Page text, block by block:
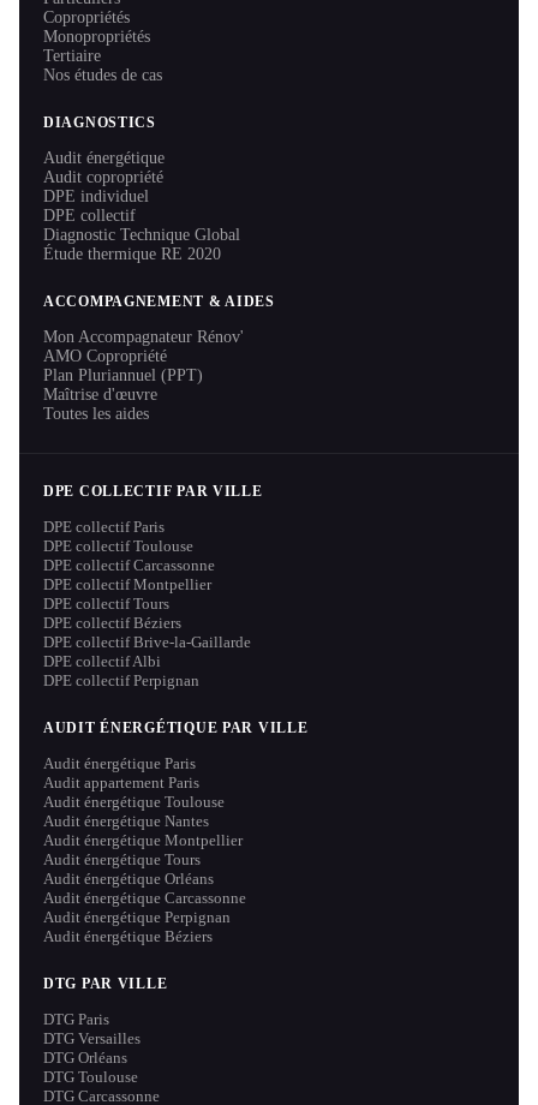
Copropriétés
Monopropriétés
Tertiaire
Nos études de cas
DIAGNOSTICS
Audit énergétique
Audit copropriété
DPE individuel
DPE collectif
Diagnostic Technique Global
Étude thermique RE 2020
ACCOMPAGNEMENT & AIDES
Mon Accompagnateur Rénov'
AMO Copropriété
Plan Pluriannuel (PPT)
Maîtrise d'œuvre
Toutes les aides
DPE COLLECTIF PAR VILLE
DPE collectif Paris
DPE collectif Toulouse
DPE collectif Carcassonne
DPE collectif Montpellier
DPE collectif Tours
DPE collectif Béziers
DPE collectif Brive-la-Gaillarde
DPE collectif Albi
DPE collectif Perpignan
AUDIT ÉNERGÉTIQUE PAR VILLE
Audit énergétique Paris
Audit appartement Paris
Audit énergétique Toulouse
Audit énergétique Nantes
Audit énergétique Montpellier
Audit énergétique Tours
Audit énergétique Orléans
Audit énergétique Carcassonne
Audit énergétique Perpignan
Audit énergétique Béziers
DTG PAR VILLE
DTG Paris
DTG Versailles
DTG Orléans
DTG Toulouse
DTG Carcassonne